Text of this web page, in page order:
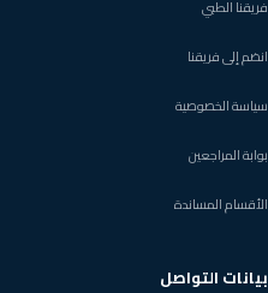
فريقنا الطبي
انضم إلى فريقنا
سياسة الخصوصية
بوابة المراجعين
الأقسام المساندة
بيانات التواصل